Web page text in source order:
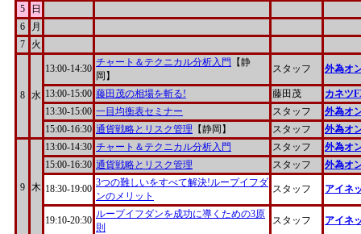
5
日
6
月
7
火
8 水
13:00-14:30
チャート＆テクニカル分析入門 【静
岡】
スタッフ 外為オ
13:00-15:00 藤田茂の相場を斬る! 藤田茂
カネツ
13:30-15:00 一目均衡表セミナー スタッフ
外為オ
15:00-16:30 通貨戦略とリスク管理 【静岡】 スタッフ 外為オ
9 木
13:00-14:30 チャート＆テクニカル分析入門 スタッフ
外為オ
15:00-16:30 通貨戦略とリスク管理 スタッフ 外為オ
18:30-19:00
3つの難しいをすべて解決!ループイフダ
ンのメリット
スタッフ アイネ
19:10-20:30
ループイフダンを成功に導くための3原
則
スタッフ アイネ